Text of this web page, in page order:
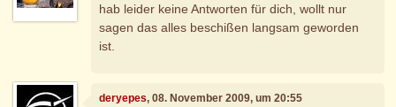
hab leider keine Antworten für dich, wollt nur
sagen das alles beschißen langsam geworden
ist.
deryepes, 08. November 2009, um 20:55